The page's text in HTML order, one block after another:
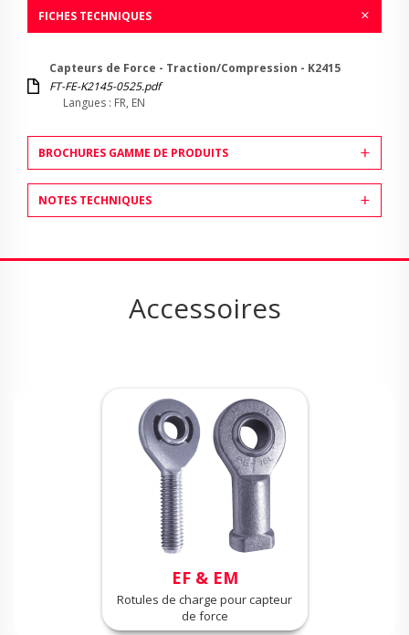
FICHES TECHNIQUES
Capteurs de Force - Traction/Compression - K2415
FT-FE-K2145-0525.pdf
Langues : FR, EN
BROCHURES GAMME DE PRODUITS
NOTES TECHNIQUES
Accessoires
EF & EM
Rotules de charge pour capteur
de force